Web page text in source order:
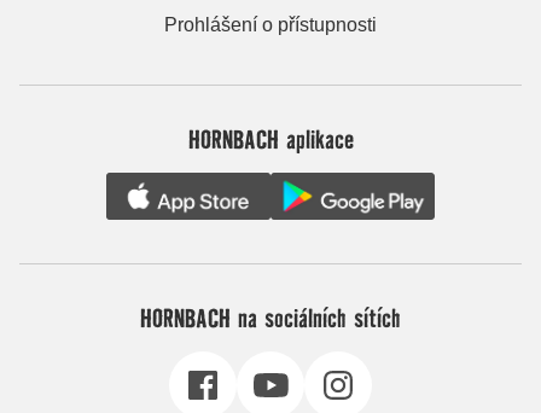
Prohlášení o přístupnosti
HORNBACH aplikace
HORNBACH na sociálních sítích